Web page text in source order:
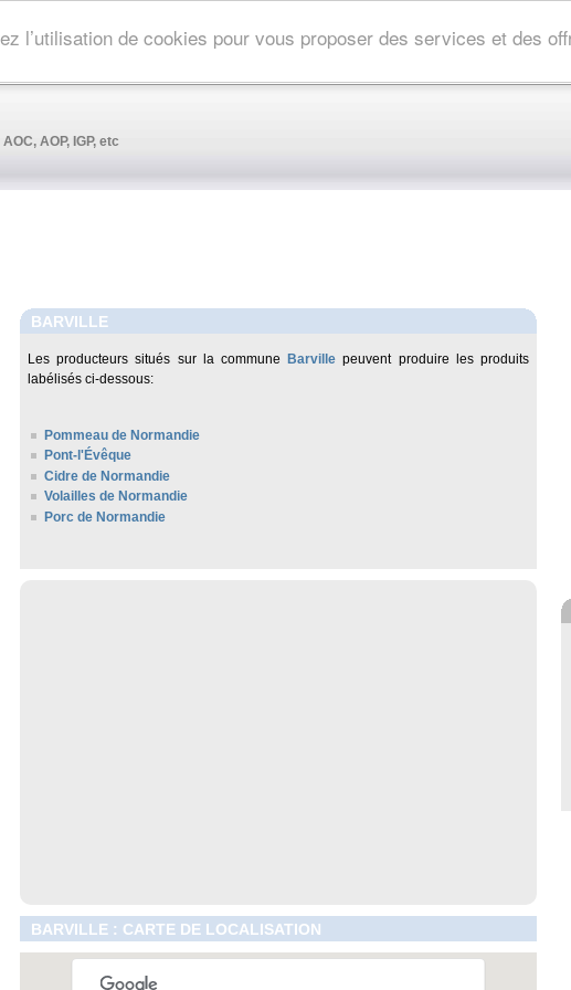
l’utilisation de cookies pour vous proposer des services et des
AOP, IGP, etc
BARVILLE
Les producteurs situés sur la commune Barville peuvent produire les produits
labélisés ci-dessous:
Pommeau de Normandie
Pont-l'Évêque
Cidre de Normandie
Volailles de Normandie
Porc de Normandie
BARVILLE : CARTE DE LOCALISATION